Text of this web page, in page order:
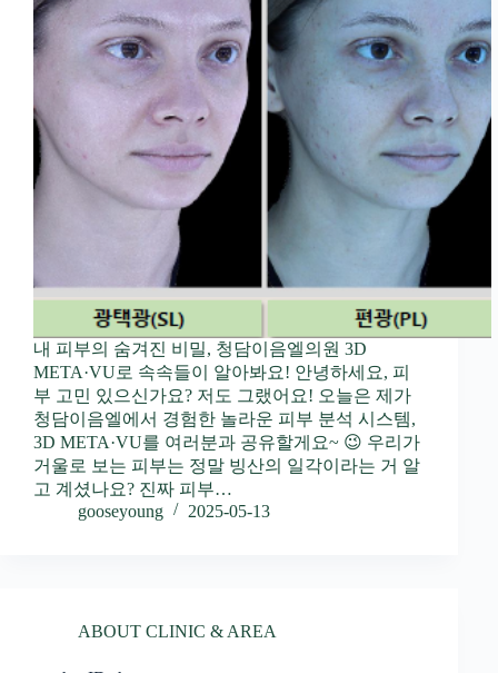
내 피부의 숨겨진 비밀, 청담이음엘의원 3D
META·VU로 속속들이 알아봐요! 안녕하세요, 피
부 고민 있으신가요? 저도 그랬어요! 오늘은 제가
청담이음엘에서 경험한 놀라운 피부 분석 시스템,
3D META·VU를 여러분과 공유할게요~ 😉 우리가
거울로 보는 피부는 정말 빙산의 일각이라는 거 알
고 계셨나요? 진짜 피부…
gooseyoung
2025-05-13
ABOUT CLINIC & AREA